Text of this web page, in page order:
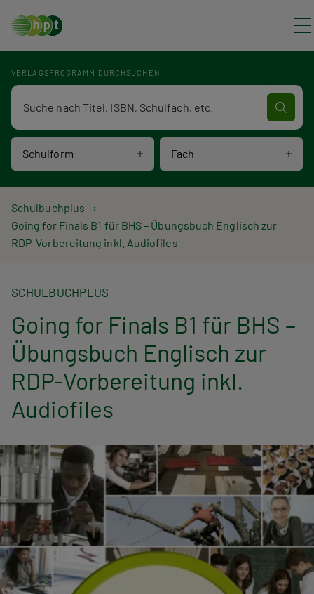
VERLAGSPROGRAMM DURCHSUCHEN
Schulform Fach
Verlagsprogramm Volltextsuche
P
f
d
n
a
v
i
g
a
t
i
o
n
Schulbuchplus
Going for Finals B1 für BHS – Übungsbuch Englisch zur
RDP-Vorbereitung inkl. Audiofiles
SCHULBUCHPLUS
Going for Finals B1 für BHS –
Übungsbuch Englisch zur
RDP-Vorbereitung inkl.
Audiofiles